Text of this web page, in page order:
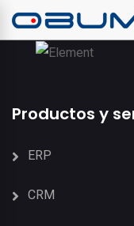
Productos y
ERP
CRM